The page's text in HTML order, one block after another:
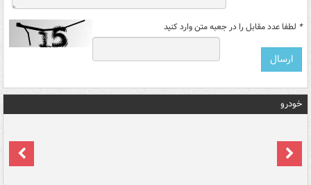
* لطفا عدد مقابل را در جعبه متن وارد کنید
خودرو